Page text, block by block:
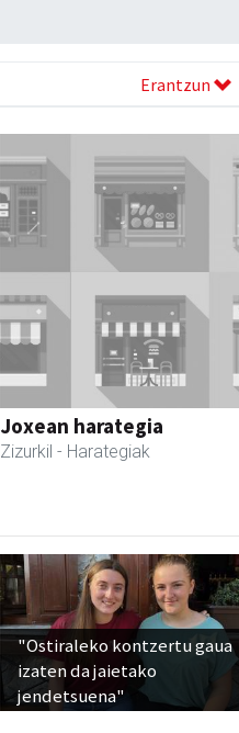
Erantzun
Joxean harategia
Zizurkil - Harategiak
"Ostiraleko kontzertu gaua
izaten da jaietako
jendetsuena"